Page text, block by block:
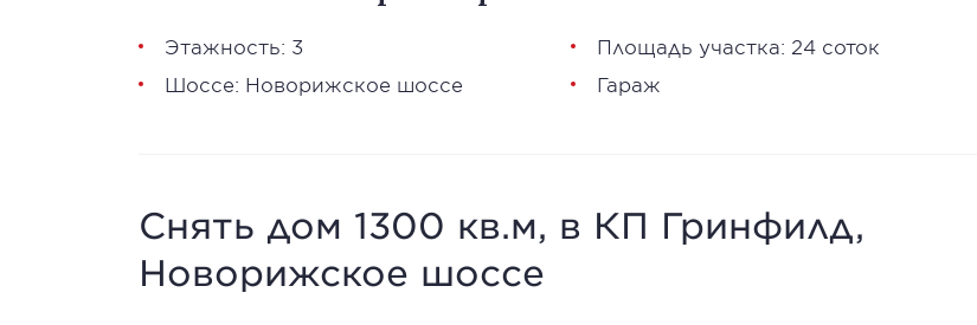
Этажность: 3
Шоссе: Новорижское шоссе
Площадь участка: 24 соток
Гараж
Снять дом 1300 кв.м, в КП Гринфилд,
Новорижское шоссе